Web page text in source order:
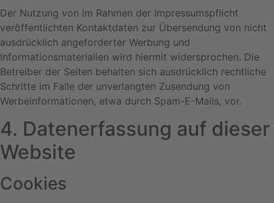
Der Nutzung von im Rahmen der Impressumspflicht
veröffentlichten Kontaktdaten zur Übersendung von nicht
ausdrücklich angeforderter Werbung und
Informationsmaterialien wird hiermit widersprochen. Die
Betreiber der Seiten behalten sich ausdrücklich rechtliche
Schritte im Falle der unverlangten Zusendung von
Werbeinformationen, etwa durch Spam-E-Mails, vor.
4. Datenerfassung auf dieser
Website
Cookies